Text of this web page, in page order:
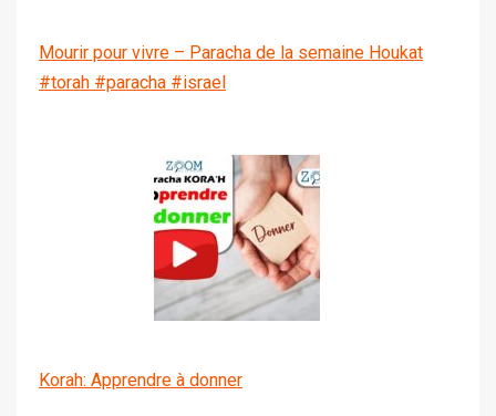
Mourir pour vivre – Paracha de la semaine Houkat
#torah #paracha #israel
Korah: Apprendre à donner